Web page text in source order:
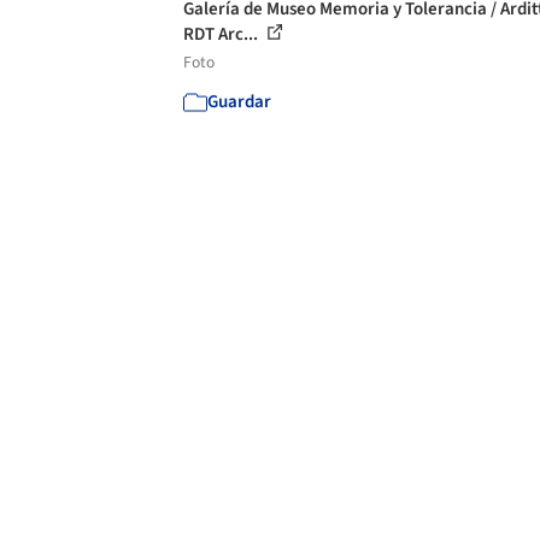
Galería de Museo Memoria y Tolerancia /
RDT Arc...
Foto
Guardar